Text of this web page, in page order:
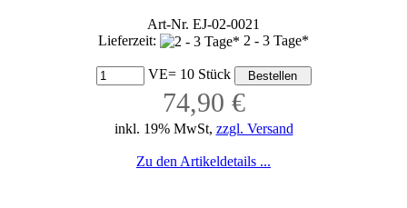
Art-Nr. EJ-02-0021
Lieferzeit:
2 - 3 Tage*
VE= 10 Stück
74,90 €
inkl. 19% MwSt, zzgl. Versand
Zu den Artikeldetails ...